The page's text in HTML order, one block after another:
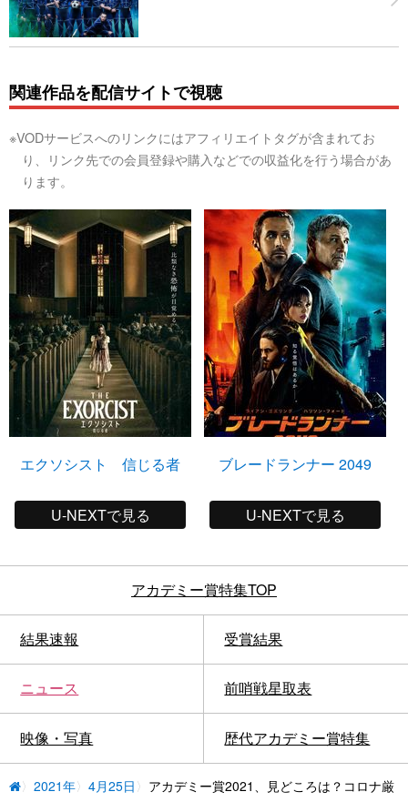
関連作品を配信サイトで視聴
※VODサービスへのリンクにはアフィリエイトタグが含まれてお
り、リンク先での会員登録や購入などでの収益化を行う場合があ
ります。
エクソシスト 信じる者
U-NEXTで見る
ブレードランナー 2049
U-NEXTで見る
アカデミー賞特集TOP
結果速報 受賞結果
ニュース 前哨戦星取表
映像・写真 歴代アカデミー賞特集
2021年 4月25日
アカデミー賞2021、見どころは？コロナ厳